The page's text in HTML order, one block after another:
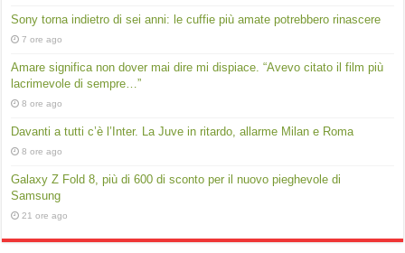
Sony torna indietro di sei anni: le cuffie più amate potrebbero rinascere
7 ore ago
Amare significa non dover mai dire mi dispiace. “Avevo citato il film più
lacrimevole di sempre…”
8 ore ago
Davanti a tutti c’è l’Inter. La Juve in ritardo, allarme Milan e Roma
8 ore ago
Galaxy Z Fold 8, più di 600 di sconto per il nuovo pieghevole di
Samsung
21 ore ago